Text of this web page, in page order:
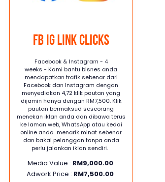
FB IG Link Clicks
Facebook & Instagram - 4
weeks - Kami bantu bisnes anda
mendapatkan trafik sebenar dari
Facebook dan Instagram dengan
menyediakan 4,72 klik pautan yang
dijamin hanya dengan RM7,500. Klik
pautan bermaksud seseorang
menekan iklan anda dan dibawa terus
ke laman web, WhatsApp atau kedai
online anda menarik minat sebenar
dan bakal pelanggan tanpa anda
perlu jalankan iklan sendiri.
Media Value : RM9,000.00
Adwork Price : RM7,500.00